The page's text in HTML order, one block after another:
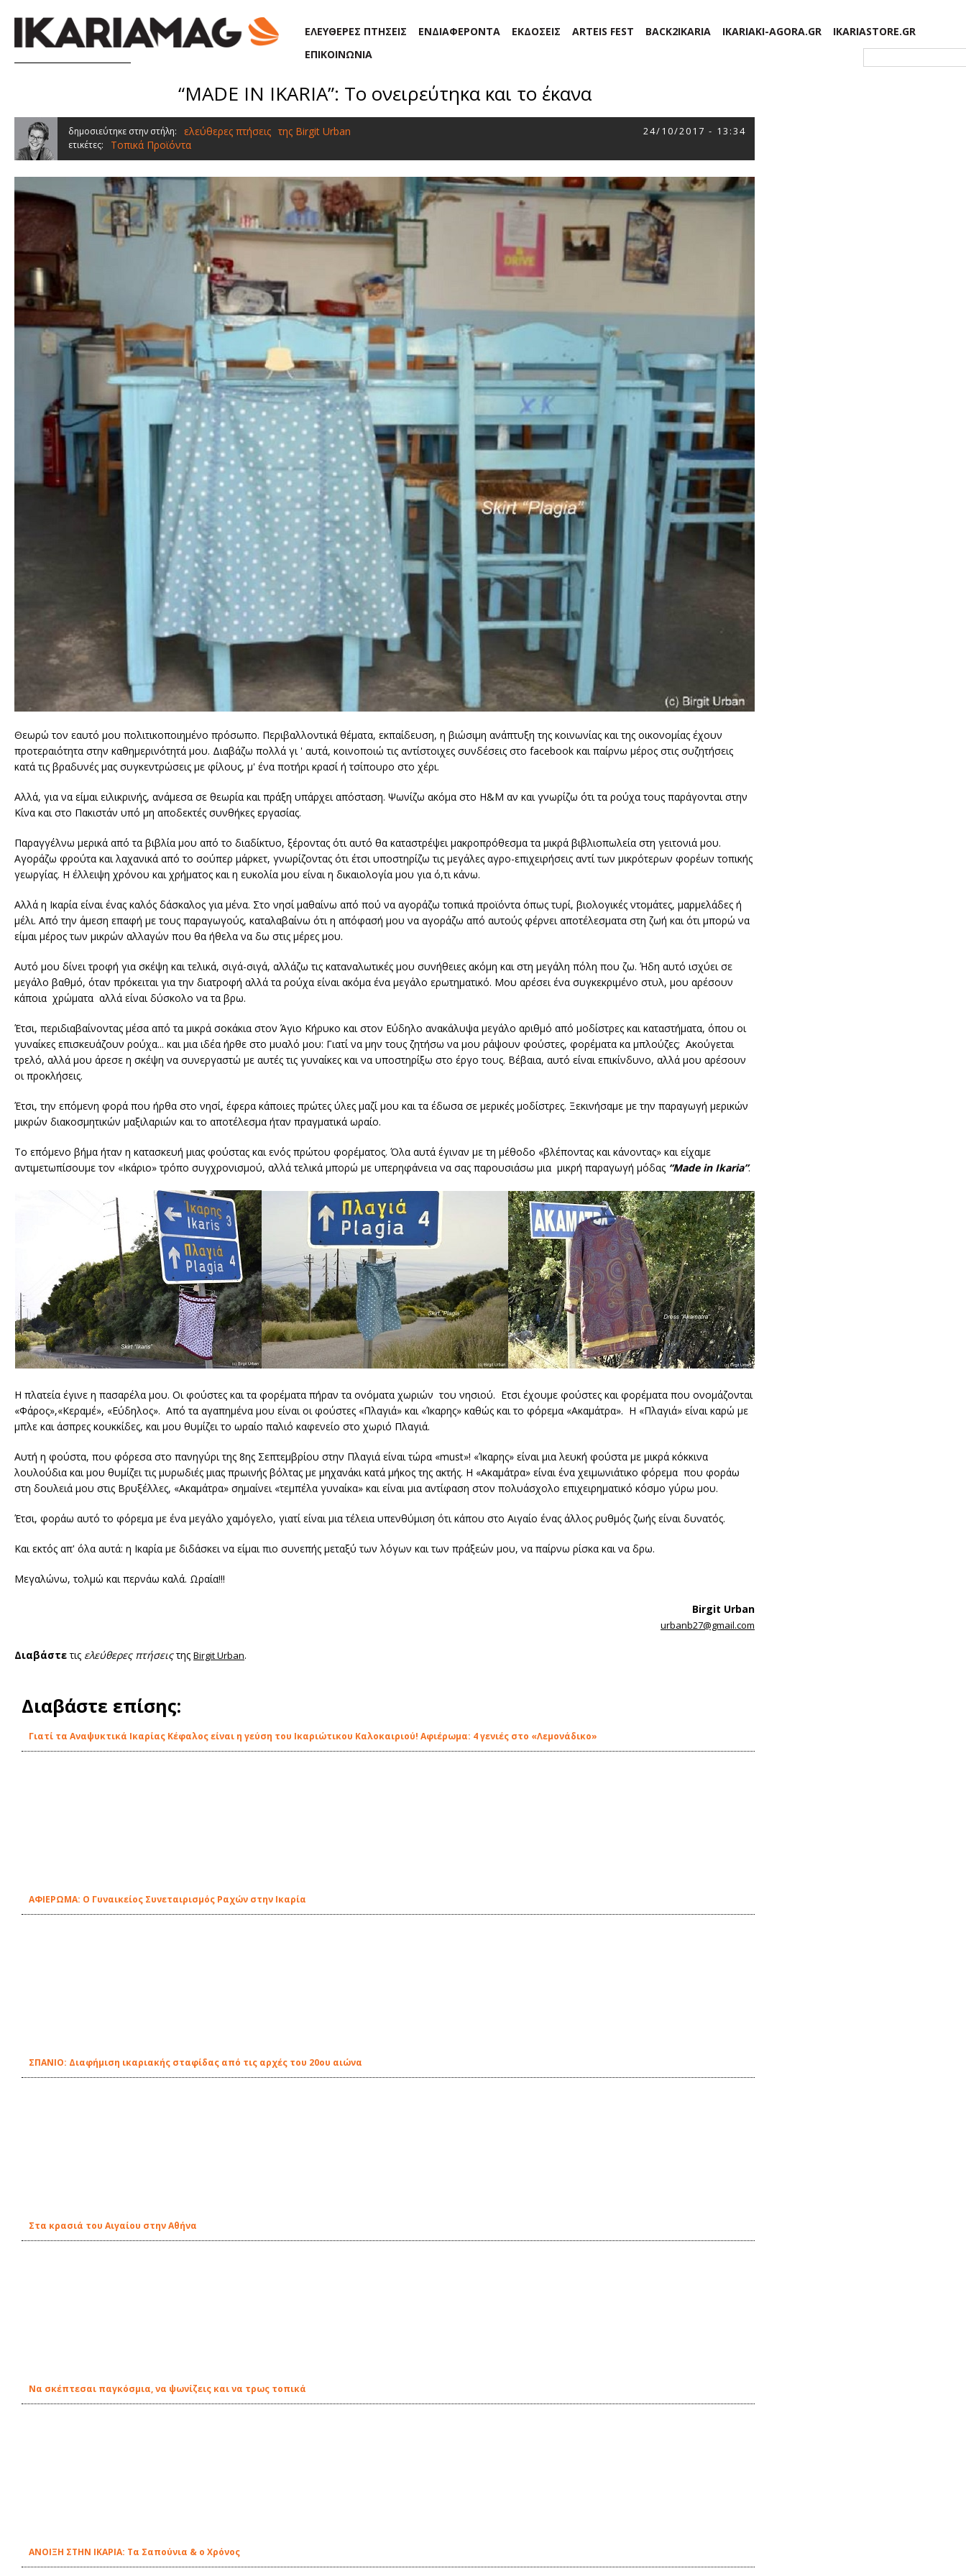
ΕΛΕΥΘΕΡΕΣ ΠΤΗΣΕΙΣ ΕΝΔΙΑΦΕΡΟΝΤΑ ΕΚΔΟΣΕΙΣ ARTEIS FEST BACK2IKARIA IKARIAKI-AGORA.GR
IKARIASTORE.GR
ΕΠΙΚΟΙΝΩΝΙΑ
“MADE IN IKARIA”: Το ονειρεύτηκα και το έκανα
δημοσιεύτηκε στην στήλη: ελεύθερες πτήσεις της Birgit Urban 24/10/2017 - 13:34
ετικέτες: Τοπικά Προϊόντα
Θεωρώ τον εαυτό μου πολιτικοποιημένο πρόσωπο. Περιβαλλοντικά θέματα, εκπαίδευση, η βιώσιμη ανάπτυξη της κοινωνίας και της οικονομίας έχουν
προτεραιότητα στην καθημερινότητά μου. Διαβάζω πολλά γι ' αυτά, κοινοποιώ τις αντίστοιχες συνδέσεις στο facebook και παίρνω μέρος στις συζητήσεις
κατά τις βραδυνές μας συγκεντρώσεις με φίλους, μ' ένα ποτήρι κρασί ή τσίπουρο στο χέρι.
Αλλά, για να είμαι ειλικρινής, ανάμεσα σε θεωρία και πράξη υπάρχει απόσταση. Ψωνίζω ακόμα στο H&M αν και γνωρίζω ότι τα ρούχα τους παράγονται στην
Κίνα και στο Πακιστάν υπό μη αποδεκτές συνθήκες εργασίας.
Παραγγέλνω μερικά από τα βιβλία μου από το διαδίκτυο, ξέροντας ότι αυτό θα καταστρέψει μακροπρόθεσμα τα μικρά βιβλιοπωλεία στη γειτονιά μου.
Αγοράζω φρούτα και λαχανικά από το σούπερ μάρκετ, γνωρίζοντας ότι έτσι υποστηρίζω τις μεγάλες αγρο-επιχειρήσεις αντί των μικρότερων φορέων τοπικής
γεωργίας. Η έλλειψη χρόνου και χρήματος και η ευκολία μου είναι η δικαιολογία μου για ό,τι κάνω.
Αλλά η Ικαρία είναι ένας καλός δάσκαλος για μένα. Στο νησί μαθαίνω από πού να αγοράζω τοπικά προϊόντα όπως τυρί, βιολογικές ντομάτες, μαρμελάδες ή
μέλι. Από την άμεση επαφή με τους παραγωγούς, καταλαβαίνω ότι η απόφασή μου να αγοράζω από αυτούς φέρνει αποτέλεσματα στη ζωή και ότι μπορώ να
είμαι μέρος των μικρών αλλαγών που θα ήθελα να δω στις μέρες μου.
Αυτό μου δίνει τροφή για σκέψη και τελικά, σιγά-σιγά, αλλάζω τις καταναλωτικές μου συνήθειες ακόμη και στη μεγάλη πόλη που ζω. Ήδη αυτό ισχύει σε
μεγάλο βαθμό, όταν πρόκειται για την διατροφή αλλά τα ρούχα είναι ακόμα ένα μεγάλο ερωτηματικό. Μου αρέσει ένα συγκεκριμένο στυλ, μου αρέσουν
κάποια χρώματα αλλά είναι δύσκολο να τα βρω.
Έτσι, περιδιαβαίνοντας μέσα από τα μικρά σοκάκια στον Άγιο Κήρυκο και στον Εύδηλο ανακάλυψα μεγάλο αριθμό από μοδίστρες και καταστήματα, όπου οι
γυναίκες επισκευάζουν ρούχα... και μια ιδέα ήρθε στο μυαλό μου: Γιατί να μην τους ζητήσω να μου ράψουν φούστες, φορέματα κα μπλούζες; Ακούγεται
τρελό, αλλά μου άρεσε η σκέψη να συνεργαστώ με αυτές τις γυναίκες και να υποστηρίξω στο έργο τους. Βέβαια, αυτό είναι επικίνδυνο, αλλά μου αρέσουν
οι προκλήσεις.
Έτσι, την επόμενη φορά που ήρθα στο νησί, έφερα κάποιες πρώτες ύλες μαζί μου και τα έδωσα σε μερικές μοδίστρες. Ξεκινήσαμε με την παραγωγή μερικών
μικρών διακοσμητικών μαξιλαριών και το αποτέλεσμα ήταν πραγματικά ωραίο.
Το επόμενο βήμα ήταν η κατασκευή μιας φούστας και ενός πρώτου φορέματος. Όλα αυτά έγιναν με τη μέθοδο «βλέποντας και κάνοντας» και είχαμε
αντιμετωπίσουμε τον «Ικάριο» τρόπο συγχρονισμού, αλλά τελικά μπορώ με υπερηφάνεια να σας παρουσιάσω μια μικρή παραγωγή μόδας “Made in Ikaria”.
Η πλατεία έγινε η πασαρέλα μου. Οι φούστες και τα φορέματα πήραν τα ονόματα χωριών του νησιού. Ετσι έχουμε φούστες και φορέματα που ονομάζονται
«Φάρος»,«Κεραμέ», «Εύδηλος». Από τα αγαπημένα μου είναι οι φούστες «Πλαγιά» και «Ίκαρης» καθώς και το φόρεμα «Ακαμάτρα». Η «Πλαγιά» είναι καρώ με
μπλε και άσπρες κουκκίδες, και μου θυμίζει το ωραίο παλιό καφενείο στο χωριό Πλαγιά.
Αυτή η φούστα, που φόρεσα στο πανηγύρι της 8ης Σεπτεμβρίου στην Πλαγιά είναι τώρα «must»! «Ίκαρης» είναι μια λευκή φούστα με μικρά κόκκινα
λουλούδια και μου θυμίζει τις μυρωδιές μιας πρωινής βόλτας με μηχανάκι κατά μήκος της ακτής. Η «Ακαμάτρα» είναι ένα χειμωνιάτικο φόρεμα που φοράω
στη δουλειά μου στις Βρυξέλλες, «Ακαμάτρα» σημαίνει «τεμπέλα γυναίκα» και είναι μια αντίφαση στον πολυάσχολο επιχειρηματικό κόσμο γύρω μου.
Έτσι, φοράω αυτό το φόρεμα με ένα μεγάλο χαμόγελο, γιατί είναι μια τέλεια υπενθύμιση ότι κάπου στο Αιγαίο ένας άλλος ρυθμός ζωής είναι δυνατός.
Και εκτός απ' όλα αυτά: η Ικαρία με διδάσκει να είμαι πιο συνεπής μεταξύ των λόγων και των πράξεών μου, να παίρνω ρίσκα και να δρω.
Μεγαλώνω, τολμώ και περνάω καλά. Ωραία!!!
Birgit Urban
urbanb27@gmail.com
Διαβάστετις ελεύθερες πτήσειςτης Birgit Urban.
Διαβάστε επίσης:
Γιατί τα Αναψυκτικά Ικαρίας Κέφαλος είναι η γεύση του Ικαριώτικου Καλοκαιριού! Αφιέρωμα: 4 γενιές στο «Λεμονάδικο»
ΑΦΙΕΡΩΜΑ: Ο Γυναικείος Συνεταιρισμός Ραχών στην Ικαρία
ΣΠΑΝΙΟ: Διαφήμιση ικαριακής σταφίδας από τις αρχές του 20ου αιώνα
Στα κρασιά του Αιγαίου στην Αθήνα
Να σκέπτεσαι παγκόσμια, να ψωνίζεις και να τρως τοπικά
ΑΝΟΙΞΗ ΣΤΗΝ ΙΚΑΡΙΑ: Τα Σαπούνια & ο Χρόνος